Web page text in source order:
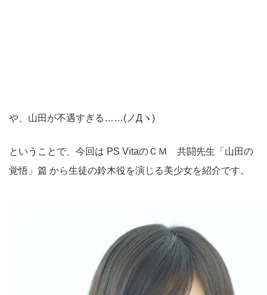
や、山田が不遇すぎる……(ノДヽ)
ということで、今回は PS VitaのＣＭ 共闘先生「山田の
覚悟」篇 から生徒の鈴木役を演じる美少女を紹介です。